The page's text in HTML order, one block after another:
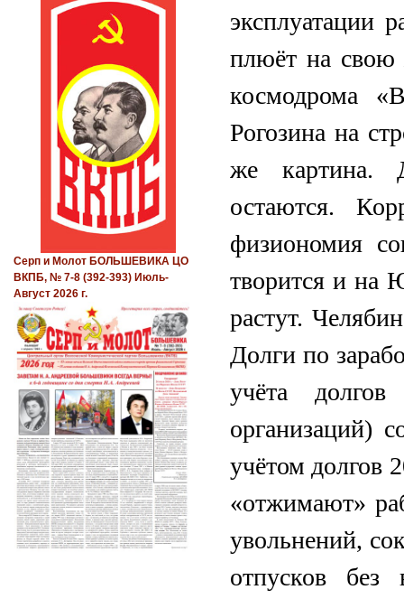
эксплуатации
плюёт на свою
космодрома
Рогозина на
же картина.
остаются.
физиономия
творится и на
растут.
Долги по
учёта
организаций)
учётом долгов
«отжимают»
увольнений,
отпусков
Серп и Молот БОЛЬШЕВИКА ЦО
ВКПБ, № 7-8 (392-393) Июль-
Август 2026 г.